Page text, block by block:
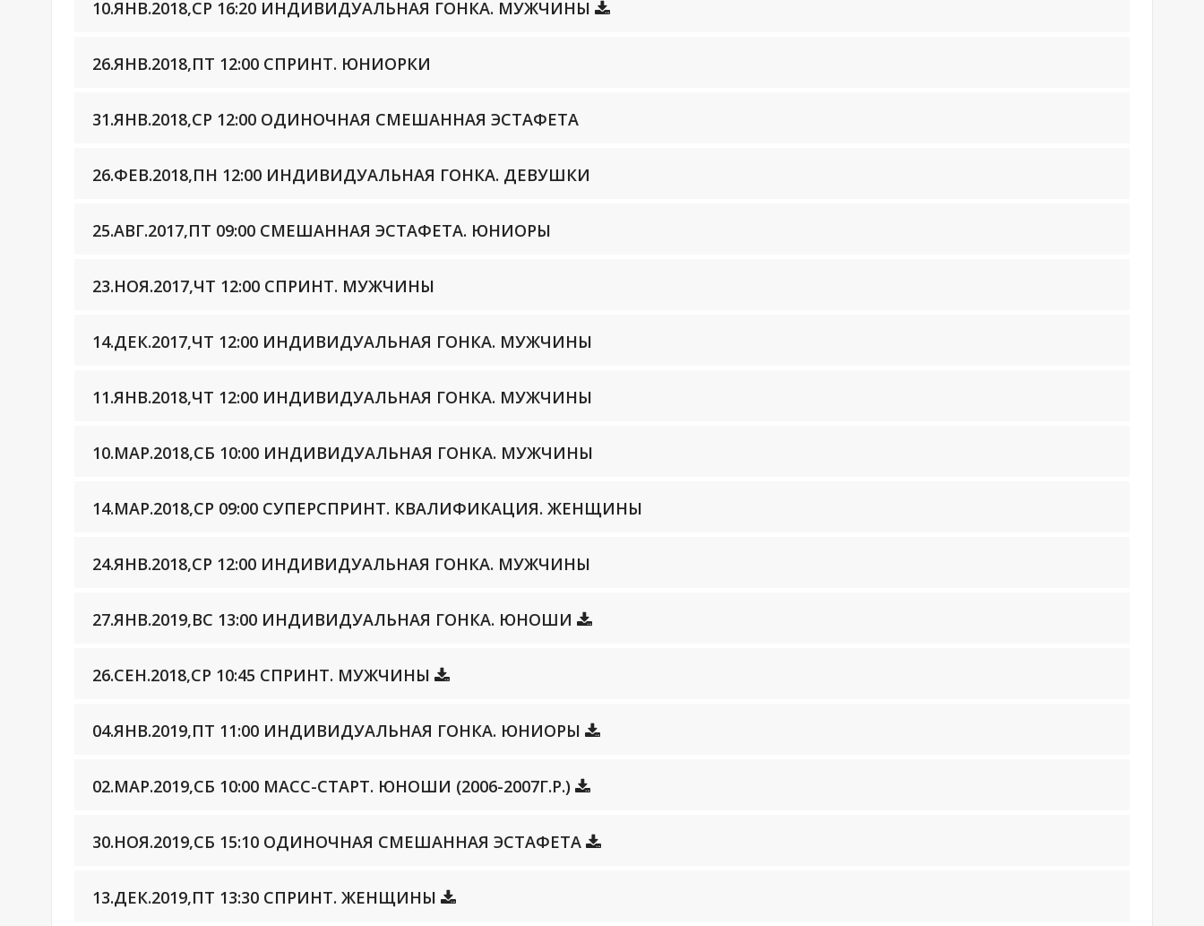
10.ЯНВ.2018,СР 16:20 ИНДИВИДУАЛЬНАЯ ГОНКА. МУЖЧИНЫ
26.ЯНВ.2018,ПТ 12:00 СПРИНТ. ЮНИОРКИ
31.ЯНВ.2018,СР 12:00 ОДИНОЧНАЯ СМЕШАННАЯ ЭСТАФЕТА
26.ФЕВ.2018,ПН 12:00 ИНДИВИДУАЛЬНАЯ ГОНКА. ДЕВУШКИ
25.АВГ.2017,ПТ 09:00 СМЕШАННАЯ ЭСТАФЕТА. ЮНИОРЫ
23.НОЯ.2017,ЧТ 12:00 СПРИНТ. МУЖЧИНЫ
14.ДЕК.2017,ЧТ 12:00 ИНДИВИДУАЛЬНАЯ ГОНКА. МУЖЧИНЫ
11.ЯНВ.2018,ЧТ 12:00 ИНДИВИДУАЛЬНАЯ ГОНКА. МУЖЧИНЫ
10.МАР.2018,СБ 10:00 ИНДИВИДУАЛЬНАЯ ГОНКА. МУЖЧИНЫ
14.МАР.2018,СР 09:00 СУПЕРСПРИНТ. КВАЛИФИКАЦИЯ. ЖЕНЩИНЫ
24.ЯНВ.2018,СР 12:00 ИНДИВИДУАЛЬНАЯ ГОНКА. МУЖЧИНЫ
27.ЯНВ.2019,ВС 13:00 ИНДИВИДУАЛЬНАЯ ГОНКА. ЮНОШИ
26.СЕН.2018,СР 10:45 СПРИНТ. МУЖЧИНЫ
04.ЯНВ.2019,ПТ 11:00 ИНДИВИДУАЛЬНАЯ ГОНКА. ЮНИОРЫ
02.МАР.2019,СБ 10:00 МАСС-СТАРТ. ЮНОШИ (2006-2007Г.Р.)
30.НОЯ.2019,СБ 15:10 ОДИНОЧНАЯ СМЕШАННАЯ ЭСТАФЕТА
13.ДЕК.2019,ПТ 13:30 СПРИНТ. ЖЕНЩИНЫ